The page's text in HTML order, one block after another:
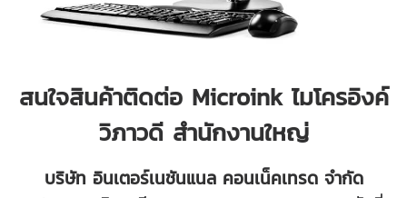
สนใจสินค้าติดต่อ Microink ไมโครอิงค์
วิภาวดี สำนักงานใหญ่
บริษัท อินเตอร์เนชันแนล คอนเน็คเทรด จำกัด